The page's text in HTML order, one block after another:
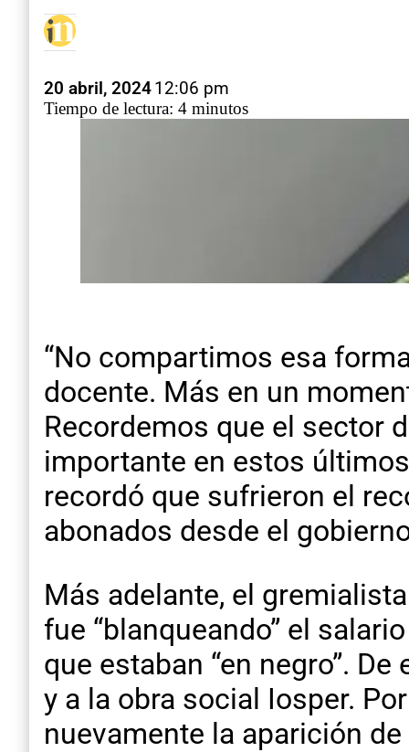
20 abril, 202412:06 pm
Tiempo de lectura: 4 minutos
“No compartimos esa
docente. Más en un
Recordemos que el sector
importante en estos
recordó que sufrieron el
abonados desde el
Más adelante, el
fue “blanqueando” el
que estaban “en negro”.
y a la obra social Iosper.
nuevamente la aparición de